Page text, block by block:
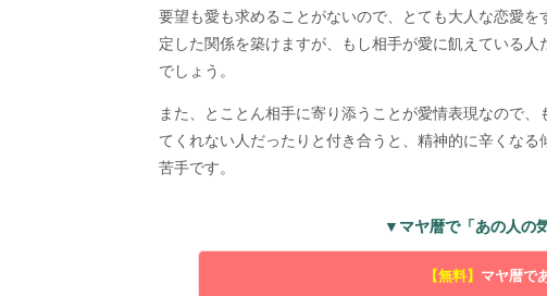
要望も愛も求めることがないので、とても大人な恋愛
定した関係を築けますが、もし相手が愛に飢えている
でしょう。
また、とことん相手に寄り添うことが愛情表現なので
てくれない人だったりと付き合うと、精神的に辛くな
苦手です。
▼マヤ暦で「あの人の
【無料】 マヤ暦で